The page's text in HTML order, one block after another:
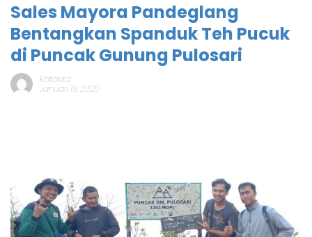
Sales Mayora Pandeglang
Bentangkan Spanduk Teh Pucuk
di Puncak Gunung Pulosari
Katakita
Januari 19, 2025